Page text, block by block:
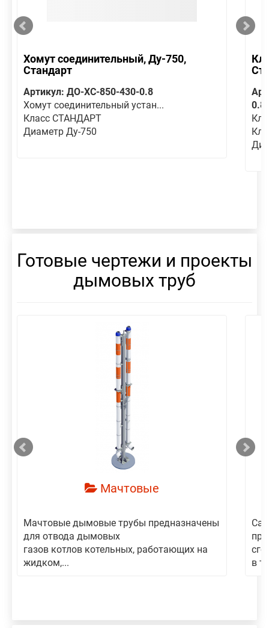
Хомут соединительный, Ду-750,
Стандарт
Артикул: ДО-ХС-850-430-0.8
Хомут соединительный устан...
Класс СТАНДАРТ
Диаметр Ду-750
Готовые чертежи и проекты
дымовых труб
Мачтовые
Мачтовые дымовые трубы предназначены
для отвода дымовых
газов котлов котельных, работающих на
жидком,...
в